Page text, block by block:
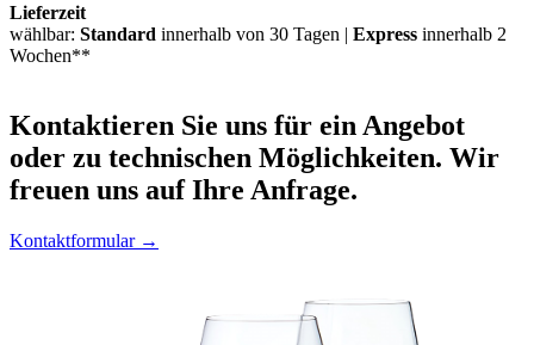
Lieferzeit
wählbar: Standard innerhalb von 30 Tagen | Express innerhalb 2
Wochen**
Kontaktieren Sie uns für ein Angebot
oder zu technischen Möglichkeiten. Wir
freuen uns auf Ihre Anfrage.
Kontaktformular →